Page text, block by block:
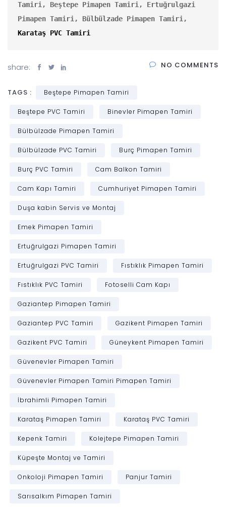
Tamiri, Beştepe Pimapen Tamiri, Ertuğrulgazi
Karataş PVC Tamiri
share: NO COMMENTS
TAGS : Beştepe Pimapen Tamiri
Beştepe PVC Tamiri Binevler Pimapen Tamiri
Bülbülzade Pimapen Tamiri
Bülbülzade PVC Tamiri Burç Pimapen Tamiri
Burç PVC Tamiri Cam Balkon Tamiri
Cam Kapı Tamiri Cumhuriyet Pimapen Tamiri
Duşa kabin Servis ve Montaj
Emek Pimapen Tamiri
Ertuğrulgazi Pimapen Tamiri
Ertuğrulgazi PVC Tamiri Fıstıklık Pimapen Tamiri
Fıstıklık PVC Tamiri Fotoselli Cam Kapı
Gaziantep Pimapen Tamiri
Gaziantep PVC Tamiri Gazikent Pimapen Tamiri
Gazikent PVC Tamiri Güneykent Pimapen Tamiri
Güvenevler Pimapen Tamiri
Güvenevler Pimapen Tamiri Pimapen Tamiri
İbrahimli Pimapen Tamiri
Karataş Pimapen Tamiri Karataş PVC Tamiri
Kepenk Tamiri Kolejtepe Pimapen Tamiri
Küpeşte Montaj ve Tamiri
Onkoloji Pimapen Tamiri Panjur Tamiri
Sarısalkım Pimapen Tamiri